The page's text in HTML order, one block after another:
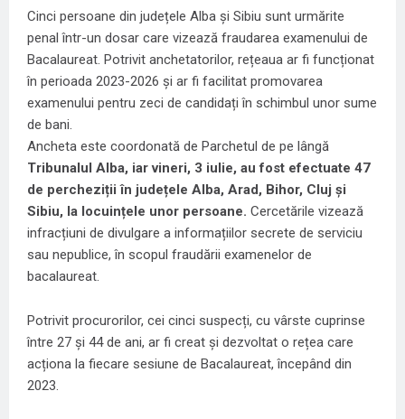
Cinci persoane din județele Alba și Sibiu sunt urmărite
penal într-un dosar care vizează fraudarea examenului de
Bacalaureat. Potrivit anchetatorilor, rețeaua ar fi funcționat
în perioada 2023-2026 și ar fi facilitat promovarea
examenului pentru zeci de candidați în schimbul unor sume
de bani.
Ancheta este coordonată de Parchetul de pe lângă
Tribunalul Alba, iar vineri, 3 iulie, au fost efectuate 47
de percheziții în județele Alba, Arad, Bihor, Cluj și
Sibiu, la locuințele unor persoane. Cercetările vizează
infracțiuni de divulgare a informațiilor secrete de serviciu
sau nepublice, în scopul fraudării examenelor de
bacalaureat.
Potrivit procurorilor, cei cinci suspecți, cu vârste cuprinse
între 27 și 44 de ani, ar fi creat și dezvoltat o rețea care
acționa la fiecare sesiune de Bacalaureat, începând din
2023.